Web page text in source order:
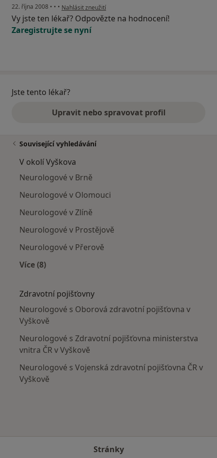
22. října 2008 • • • podle názoru uživatele neléčený pacient
Nahlásit zneužití
Vy jste ten lékař? Odpovězte na hodnocení!
Zaregistrujte se nyní
Jste tento lékař?
Upravit nebo spravovat profil
Související vyhledávání
V okolí Vyškova
Neurologové v Brně
Neurologové v Olomouci
Neurologové v Zlíně
Neurologové v Prostějově
Neurologové v Přerově
Více (8)
Zdravotní pojišťovny
Neurologové s Oborová zdravotní pojišťovna v
Vyškově
Neurologové s Zdravotní pojišťovna ministerstva
vnitra ČR v Vyškově
Neurologové s Vojenská zdravotní pojišťovna ČR v
Vyškově
Stránky